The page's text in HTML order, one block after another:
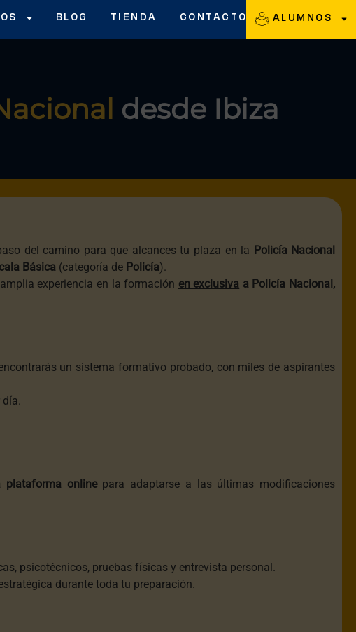
BLOG TIENDA CONTACTO ALUMNOS
desde Ibiza
del camino para que alcances tu plaza en la Policía Nacional
Básica (categoría de Policía).
experiencia en la formación en exclusiva a Policía Nacional,
un sistema formativo probado, con miles de aspirantes
día.
plataforma onlinepara adaptarse a las últimas modificaciones
psicotécnicos, pruebas físicas y entrevista personal.
durante toda tu preparación.